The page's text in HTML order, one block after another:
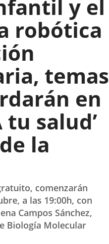
y el
robótica
temas
en
tu salud’
la
comenzarán
a las 19:00h, con
Campos Sánchez,
Biología Molecular